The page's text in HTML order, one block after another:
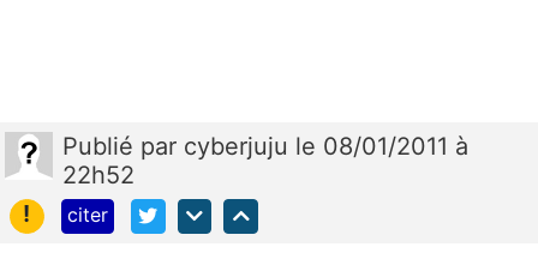
Publié par cyberjuju le 08/01/2011 à
22h52
!
citer